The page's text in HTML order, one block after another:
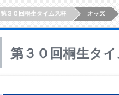
第３０回桐生タイムス杯 オッズ
第３０回桐生タ